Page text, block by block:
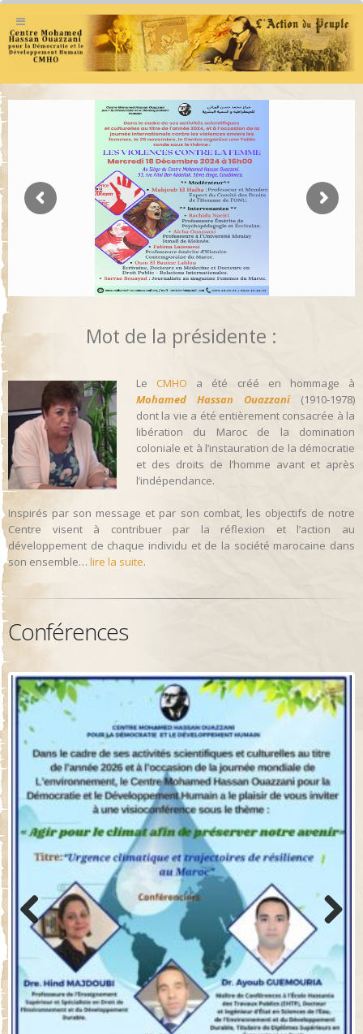
Mot de la présidente :
Le CMHO a été créé en hommage à
Mohamed Hassan Ouazzani (1910-1978)
dont la vie a été entièrement consacrée à la
libération du Maroc de la domination
coloniale et à l’instauration de la démocratie
et des droits de l’homme avant et après
l’indépendance.
Inspirés par son message et par son combat, les objectifs de notre
Centre visent à contribuer par la réflexion et l’action au
développement de chaque individu et de la société marocaine dans
son ensemble… lire la suite.
Conférences
Previo